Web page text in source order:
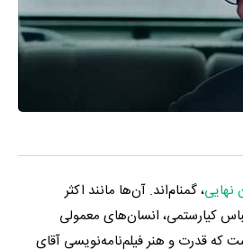
نهایی،‌ گمنام‌اند. آن‌ها مانند اکثر
کیارستمی، انسان‌های معمولی
قدرت و هنر فیلم‌نامه‌نویسی آقای